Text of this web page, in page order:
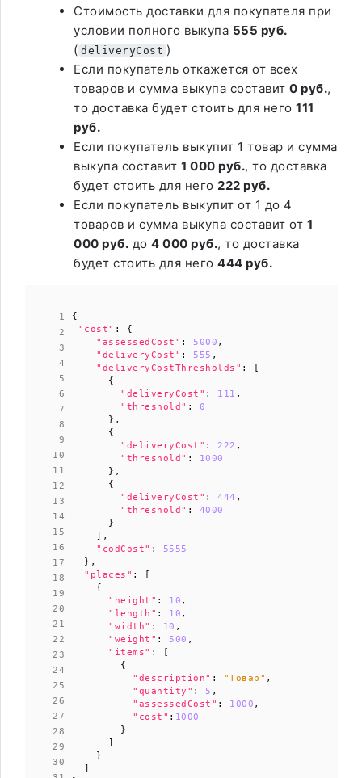
Стоимость доставки для покупателя при
условии полного выкупа 555 руб.
( deliveryCost )
Если покупатель откажется от всех
товаров и сумма выкупа составит 0 руб.,
то доставка будет стоить для него 111
руб.
Если покупатель выкупит 1 товар и сумма
выкупа составит 1 000 руб., то доставка
будет стоить для него 222 руб.
Если покупатель выкупит от 1 до 4
товаров и сумма выкупа составит от 1
000 руб. до 4 000 руб., то доставка
будет стоить для него 444 руб.
{
"cost" :
{
"assessedCost" : 5000 ,
"deliveryCost" : 555 ,
"deliveryCostThresholds" :
[
{
"deliveryCost" : 111 ,
"threshold" :
0
},
{
"deliveryCost" : 222 ,
"threshold" :
1000
},
{
"deliveryCost" : 444 ,
"threshold" :
4000
}
],
"codCost" :
5555
},
"places" :
[
{
"height" : 10 ,
"length" : 10 ,
"width" : 10 ,
"weight" : 500 ,
"items" :
[
{
"description" : "Товар" ,
"quantity" : 5 ,
"assessedCost" : 1000 ,
"cost" : 1000
}
]
}
]